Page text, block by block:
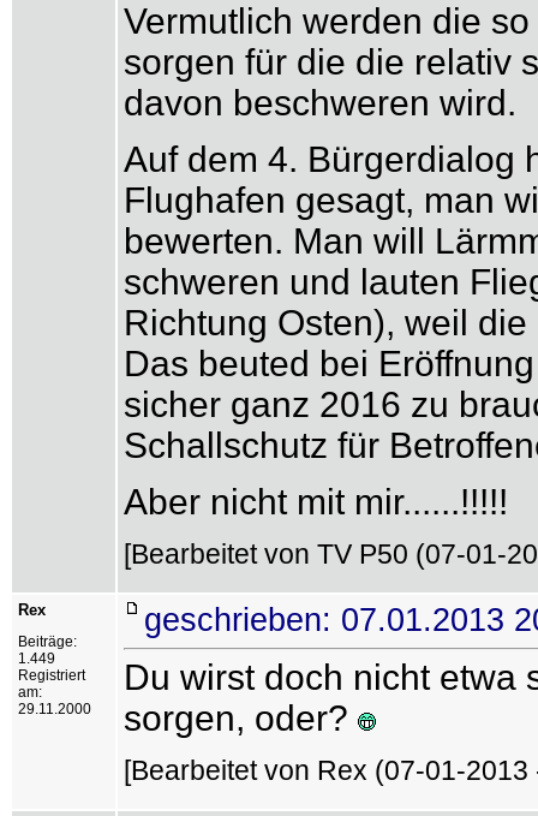
Vermutlich werden die
sorgen für die die relativ
davon beschweren wird.
Auf dem 4. Bürgerdialog
Flughafen gesagt, man
bewerten. Man will
schweren und lauten
Richtung Osten), weil
Das beuted bei
sicher ganz 2016 zu
Schallschutz für
Aber nicht mit mir......!!!!!
[Bearbeitet von TV P50 (07-01-
Rex
Beiträge:
1.449
Registriert
am:
29.11.2000
geschrieben: 07.01.2013
Du wirst doch nicht etwa
sorgen, oder?
[Bearbeitet von Rex (07-01-2013